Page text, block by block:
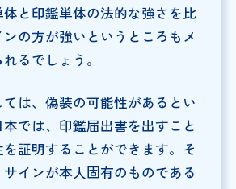
体と印鑑単体の法的な強さを比
の方が強いというところもメ
るでしょう。
は、偽装の可能性があるとい
では、印鑑届出書を出すこと
証明することができます。そ
インが本人固有のものである